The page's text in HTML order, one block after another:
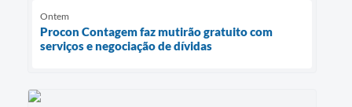
Ontem
Procon Contagem faz mutirão gratuito com
serviços e negociação de dívidas